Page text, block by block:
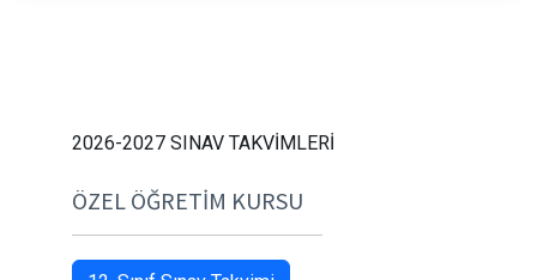
2026-2027 SINAV TAKVİMLERİ
ÖZEL ÖĞRETİM KURSU